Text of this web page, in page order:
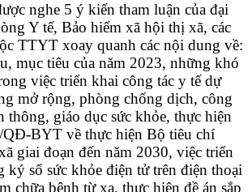
nghe 5 ý kiến tham luận của đại
Y tế, Bảo hiểm xã hội thị xã, các
TTYT xoay quanh các nội dung về:
mục tiêu của năm 2023, những khó
việc triển khai công tác y tế dự
mở rộng, phòng chống dịch, công
thông, giáo dục sức khỏe, thực hiện
BYT về thực hiện Bộ tiêu chí
giai đoạn đến năm 2030, việc triển
ký sổ sức khỏe điện tử trên điện thoại
chữa bệnh từ xa, thực hiện đề án sắp